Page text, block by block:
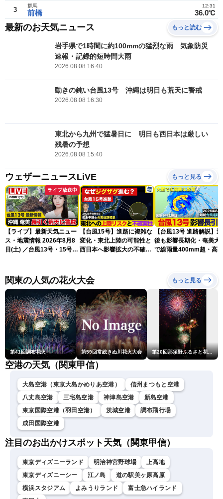
3 前橋
群馬
36.0℃
12:31
最新のお天気ニュース もっと読む
岩手県で1時間に約100mmの猛烈な雨 気象防災
速報・記録的短時間大雨
2026.08.08 16:40
動きの鈍い台風13号 沖縄は明日も荒天に警戒
2026.08.08 16:30
東北から九州で猛暑日に 明日も西日本は厳しい
残暑の予想
2026.08.08 15:40
ウェザーニュースLiVE もっと見る
ライブ放送中
【ライブ】最新天気ニュー
ス・地震情報 2026年8月8
日(土) ／台風13号・15号
ーニュースLiVEムーン・戸
北美月／芳野達郎〉
【台風15号】進路に複雑な
変化・東北上陸の可能性と
西日本へ影響拡大の不確実
【台風13号 進路解説】
後も影響長期化・奄美大
で総雨量400mm超・高波
関東の人気の花火大会 もっと見る
第41回調布花火 第59回常総きぬ川花火大会 第20回那須野ふるさと花火大会
空港の天気（関東甲信）
大島空港（東京大島かめりあ空港）
信州まつもと空港
八丈島空港
三宅島空港 神津島空港
新島空港
東京国際空港（羽田空港）
茨城空港
調布飛行場
成田国際空港
注目のお出かけスポット天気（関東甲信）
東京ディズニーランド 明治神宮野球場
上高地
東京ディズニーシー
江ノ島
道の駅美ヶ原高原
横浜スタジアム
よみうりランド
富士急ハイランド